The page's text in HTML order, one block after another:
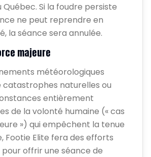
Si la foudre persiste
ne peut reprendre en
la séance sera annulée.
majeure
météorologiques
catastrophes naturelles ou
entièrement
de la volonté humaine (« cas
») qui empêchent la tenue
Footie Elite fera des efforts
offrir une séance de